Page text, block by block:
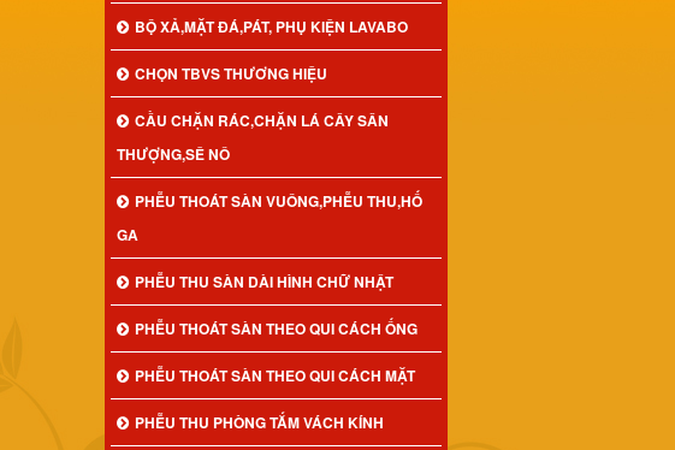
BỘ XẢ,MẶT ĐÁ,PÁT, PHỤ KIỆN LAVABO
CHỌN TBVS THƯƠNG HIỆU
CẦU CHẶN RÁC,CHẶN LÁ CÂY SÂN
THƯỢNG,SÊ NÔ
PHỄU THOÁT SÀN VUÔNG,PHỄU THU,HỐ
GA
PHỄU THU SÀN DÀI HÌNH CHỮ NHẬT
PHỄU THOÁT SÀN THEO QUI CÁCH ỐNG
PHỄU THOÁT SÀN THEO QUI CÁCH MẶT
PHỄU THU PHÒNG TẮM VÁCH KÍNH